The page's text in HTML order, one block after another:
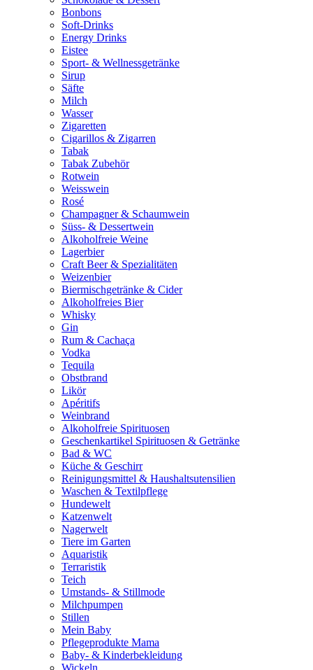
Bonbons
Soft-Drinks
Energy Drinks
Eistee
Sport- & Wellnessgetränke
Sirup
Säfte
Milch
Wasser
Zigaretten
Cigarillos & Zigarren
Tabak
Tabak Zubehör
Rotwein
Weisswein
Rosé
Champagner & Schaumwein
Süss- & Dessertwein
Alkoholfreie Weine
Lagerbier
Craft Beer & Spezialitäten
Weizenbier
Biermischgetränke & Cider
Alkoholfreies Bier
Whisky
Gin
Rum & Cachaça
Vodka
Tequila
Obstbrand
Likör
Apéritifs
Weinbrand
Alkoholfreie Spirituosen
Geschenkartikel Spirituosen & Getränke
Bad & WC
Küche & Geschirr
Reinigungsmittel & Haushaltsutensilien
Waschen & Textilpflege
Hundewelt
Katzenwelt
Nagerwelt
Tiere im Garten
Aquaristik
Terraristik
Teich
Umstands- & Stillmode
Milchpumpen
Stillen
Mein Baby
Pflegeprodukte Mama
Baby- & Kinderbekleidung
Wickeln